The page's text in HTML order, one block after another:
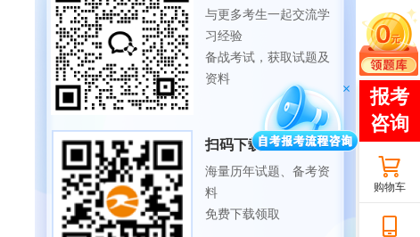
与更多考生一起交流学
习经验
备战考试，获取试题及
资料
扫码下载APP
海量历年试题、备考资
料
免费下载领取
购物车